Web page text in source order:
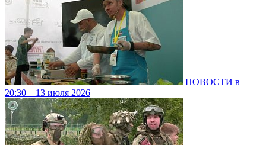
НОВОСТИ в
20:30 – 13 июля 2026